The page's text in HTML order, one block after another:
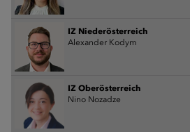
IZ Niederösterreich
Alexander Kodym
IZ Oberösterreich
Nino Nozadze